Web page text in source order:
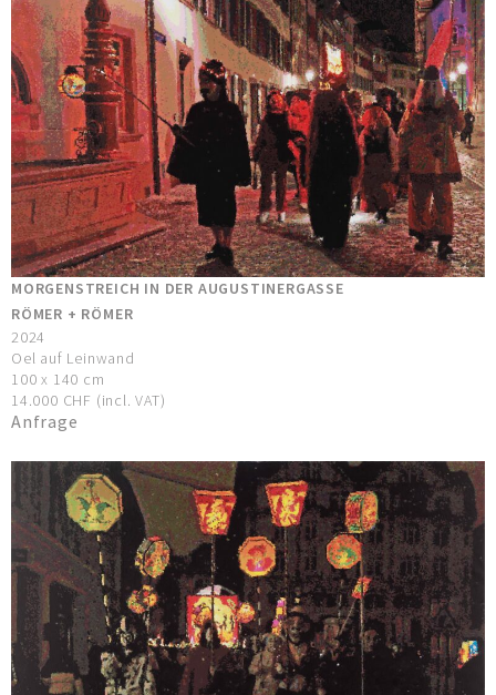
MORGENSTREICH IN DER AUGUSTINERGASSE
RÖMER + RÖMER
2024
Oel auf Leinwand
100 x 140 cm
14.000 CHF (incl. VAT)
Anfrage